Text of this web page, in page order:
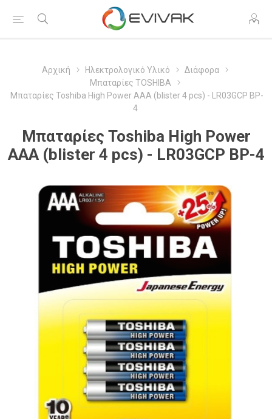
Αρχική Ηλεκτρολογικό Υλικό
Διάφορα
Μπαταρίες TOSHIBA
Μπαταρίες Toshiba High Power AAA (blister 4 pcs) - LR03GCP BP-
4
Μπαταρίες Toshiba High Power
AAA (blister 4 pcs) - LR03GCP BP-4